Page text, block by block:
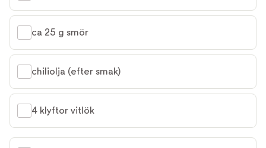
ca 25 g smör
chiliolja (efter smak)
4 klyftor vitlök